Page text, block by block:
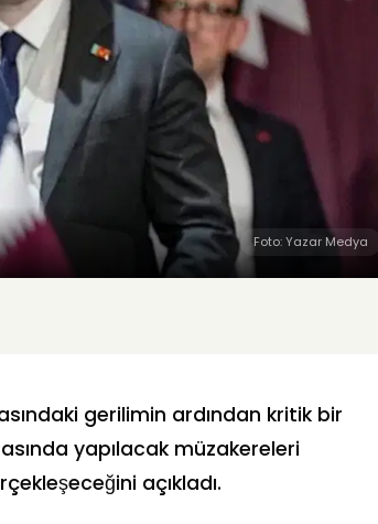
Foto: Yazar Medya
gerilimin ardından kritik bir
yapılacak müzakereleri
açıkladı.